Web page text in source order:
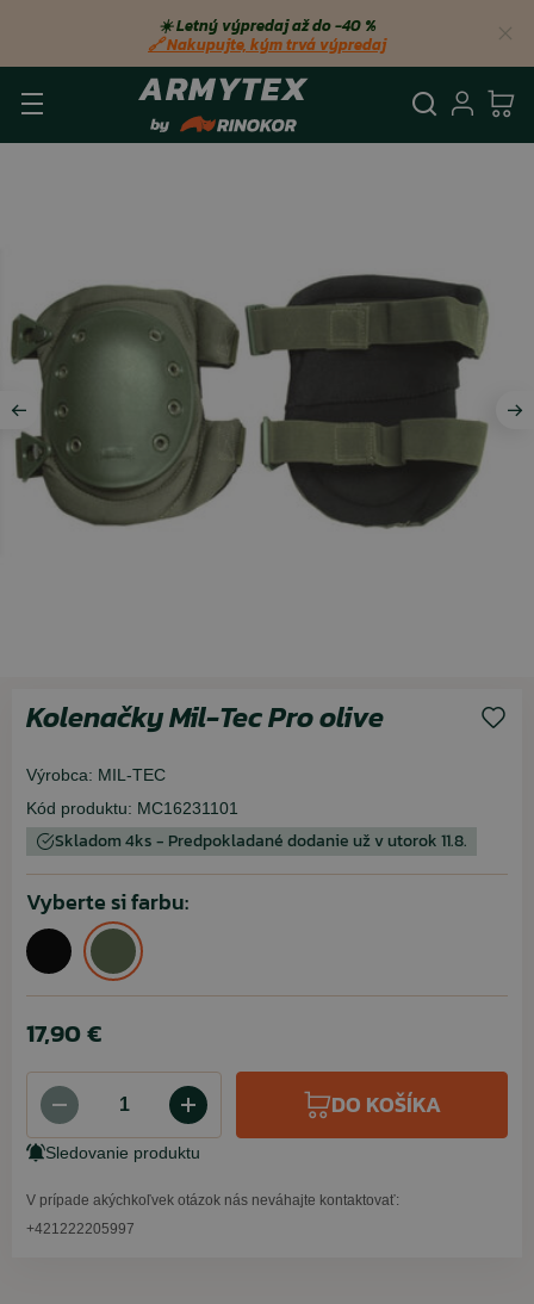
☀️ Letný výpredaj až do −40 %
🔗 Nakupujte, kým trvá výpredaj
Kolenačky Mil-Tec Pro olive
Výrobca: MIL-TEC
Kód produktu: MC16231101
Skladom 4ks - Predpokladané dodanie už v utorok 11.8.
Vyberte si farbu:
17,90 €
DO KOŠÍKA
Sledovanie produktu
V prípade akýchkoľvek otázok nás neváhajte kontaktovať:
+421222205997